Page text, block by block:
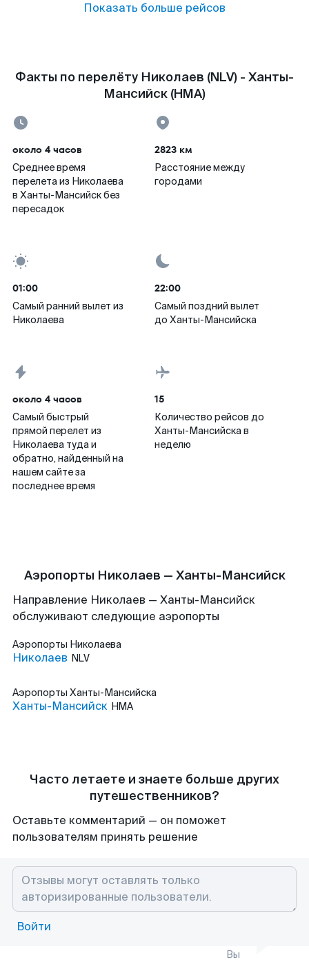
Показать больше рейсов
Факты по перелёту Николаев (NLV) - Ханты-
Мансийск (HMA)
около 4 часов
Среднее время
перелета из Николаева
в Ханты-Мансийск без
пересадок
2823 км
Расстояние между
городами
01:00
Самый ранний вылет из
Николаева
22:00
Самый поздний вылет
до Ханты-Мансийска
около 4 часов
Самый быстрый
прямой перелет из
Николаева туда и
обратно, найденный на
нашем сайте за
последнее время
15
Количество рейсов до
Ханты-Мансийска в
неделю
Аэропорты Николаев — Ханты-Мансийск
Направление Николаев — Ханты-Мансийск
обслуживают следующие аэропорты
Аэропорты Николаева
Николаев NLV
Аэропорты Ханты-Мансийска
Ханты-Мансийск HMA
Часто летаете и знаете больше других
путешественников?
Оставьте комментарий — он поможет
пользователям принять решение
Войти
Вы